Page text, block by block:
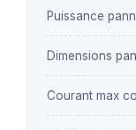
Puissance
Dimensions
Courant max